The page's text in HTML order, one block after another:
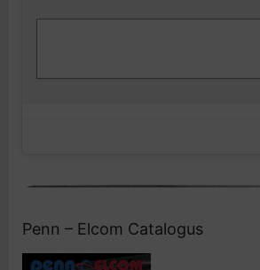
Penn – Elcom Catalogus